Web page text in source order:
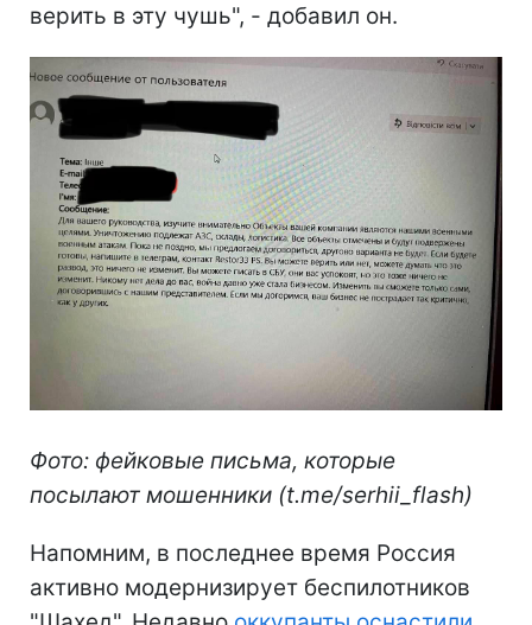
верить в эту чушь", - добавил он.
Фото: фейковые письма, которые
посылают мошенники (t.me/serhii_flash)
Напомним, в последнее время Россия
активно модернизирует беспилотников